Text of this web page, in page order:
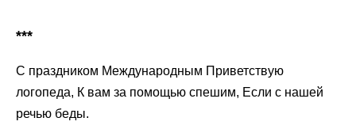
***
С праздником Международным Приветствую
логопеда, К вам за помощью спешим, Если с нашей
речью беды.